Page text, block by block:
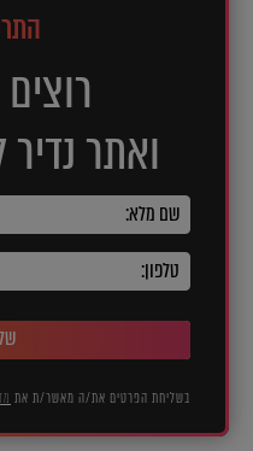
ואתר
בשליחת הפרטים את/ה מאשר/ת את